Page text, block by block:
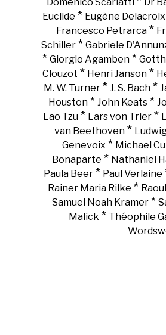
Euclide * Eugène Delacroix
Francesco Petrarca *
Schiller * Gabriele
* Giorgio Agamben *
Clouzot * Henri Janson*
M. W. Turner * J. S. Bach *
Houston* John Keats*
Lao Tzu* Lars von Trier*
van Beethoven*
Genevoix * Michael
Bonaparte * Nathaniel
Paula Beer* Paul Verlaine
Rainer Maria Rilke *
Samuel Noah Kramer*
Malick * Théophile